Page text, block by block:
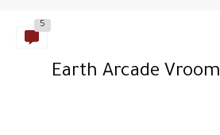
5
مترجم - برنامج Earth Arcade Vroom